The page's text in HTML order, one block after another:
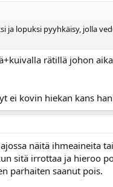
lopuksi pyyhkäisy, jolla
rätillä johon
ei kovin hiekan kans
näitä ihmeaineita
sitä irrottaa ja hieroo
parhaiten saanut pois.